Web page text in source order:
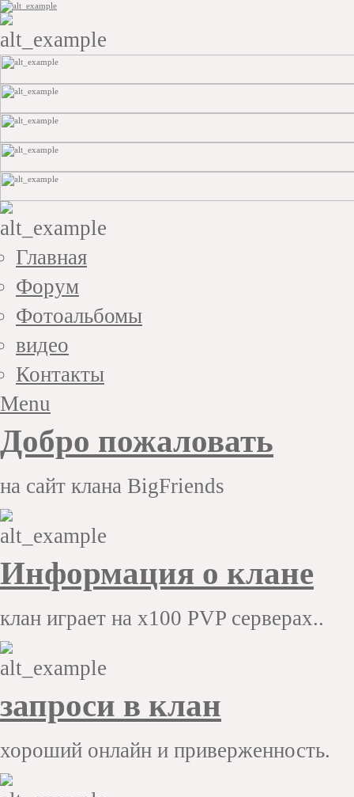
Главная
Форум
Фотоальбомы
видео
Контакты
Menu
Добро пожаловать
на сайт клана BigFriends
Информация о клане
клан играет на x100 PVP серверах..
запроси в клан
хороший онлайн и приверженность.